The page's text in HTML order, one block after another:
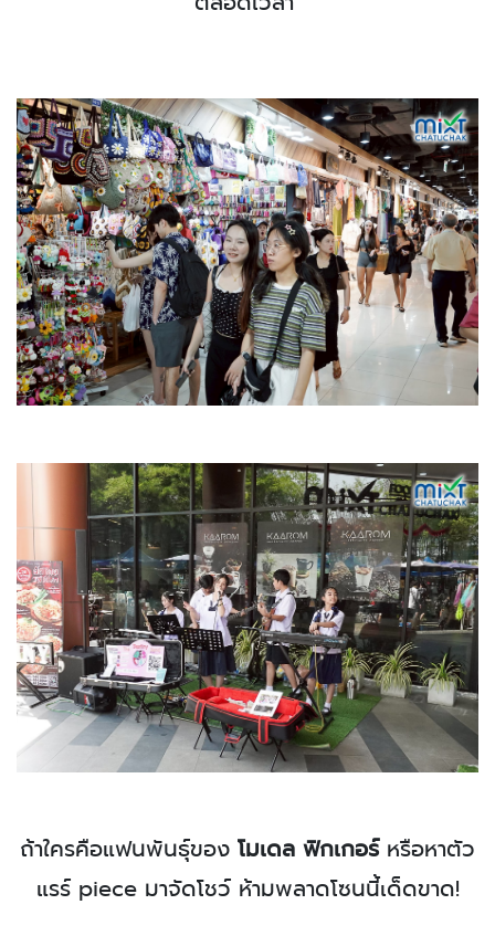
ถ้าใครคือแฟนพันธุ์ของ โมเดล ฟิกเกอร์หรือหาตัว
แรร์ piece มาจัดโชว์ ห้ามพลาดโซนนี้เด็ดขาด!